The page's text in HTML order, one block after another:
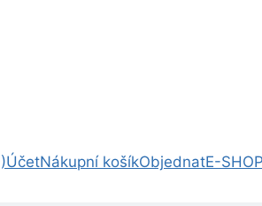
ÚčetNákupní košíkObjednatE-